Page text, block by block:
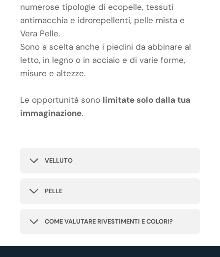
numerose tipologie di ecopelle, tessuti
antimacchia e idrorepellenti, pelle mista e
Vera Pelle.
Sono a scelta anche i piedini da abbinare al
letto, in legno o in acciaio e di varie forme,
misure e altezze.
Le opportunità sono limitate solo dalla tua
immaginazione.
VELLUTO
PELLE
COME VALUTARE RIVESTIMENTI E COLORI?